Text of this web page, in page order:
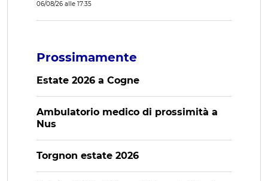
06/08/26 alle 17:35
Prossimamente
Estate 2026 a Cogne
Ambulatorio medico di prossimità a
Nus
Torgnon estate 2026